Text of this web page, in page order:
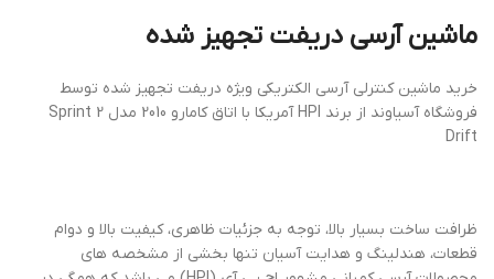
ماشین آرسی دریفت تجهیز شده
خرید ماشین کنترلی آرسی الکتریکی ویژه دریفت تجهیز شده توسط
فروشگاه آسیاوند از برند HPI آمریکا با اتاق کامارو 2010 مدل Sprint 2
Drift
ظرافت ساخت بسیار بالا، توجه به جزئیات ظاهری، کیفیت بالا و دوام
قطعات، هندلینگ و هدایت آسیان تنها بخشی از مشخصه های